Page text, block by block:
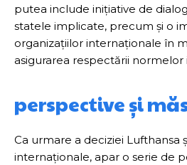
putea include inițiative de
statele implicate, precum și o
organizațiilor internaționale în
asigurarea respectării
perspective și
Ca urmare a deciziei Lufthansa
internaționale, apar o serie de